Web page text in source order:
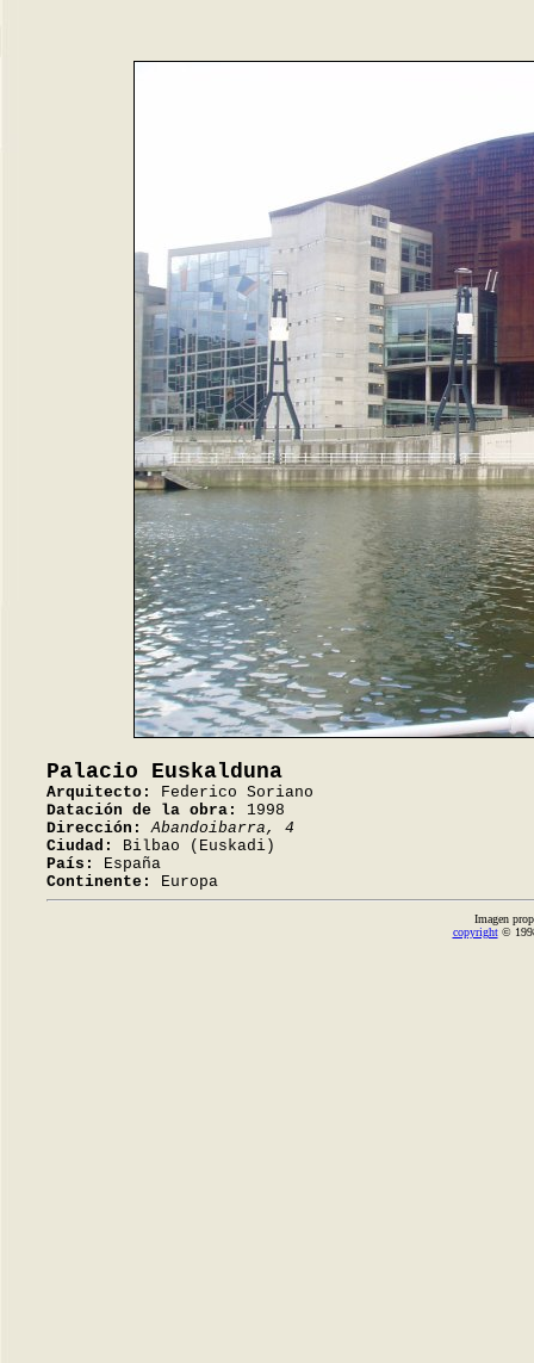
Palacio Euskalduna
Arquitecto:
Federico Soriano
Datación de la obra:
1998
Dirección:
Abandoibarra, 4
Ciudad:
Bilbao (Euskadi)
País:
España
Continente:
Europa
Imagen
copyright©